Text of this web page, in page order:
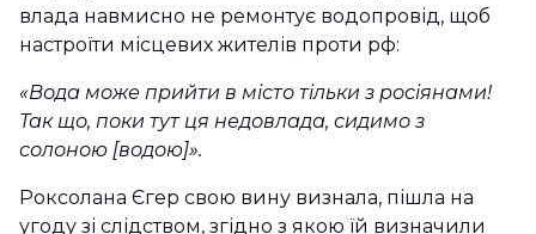
влада навмисно не ремонтує водопровід, щоб
настроїти місцевих жителів проти рф:
«Вода може прийти в місто тільки з росіянами!
Так що, поки тут ця недовлада, сидимо з
солоною [водою]».
Роксолана Єгер свою вину визнала, пішла на
угоду зі слідством, згідно з якою їй визначили